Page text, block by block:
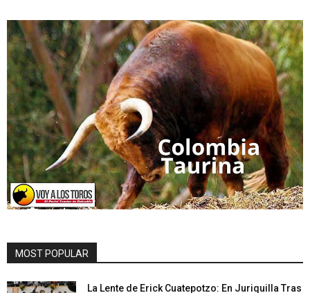
MOST POPULAR
La Lente de Erick Cuatepotzo: En Juriquilla Tras